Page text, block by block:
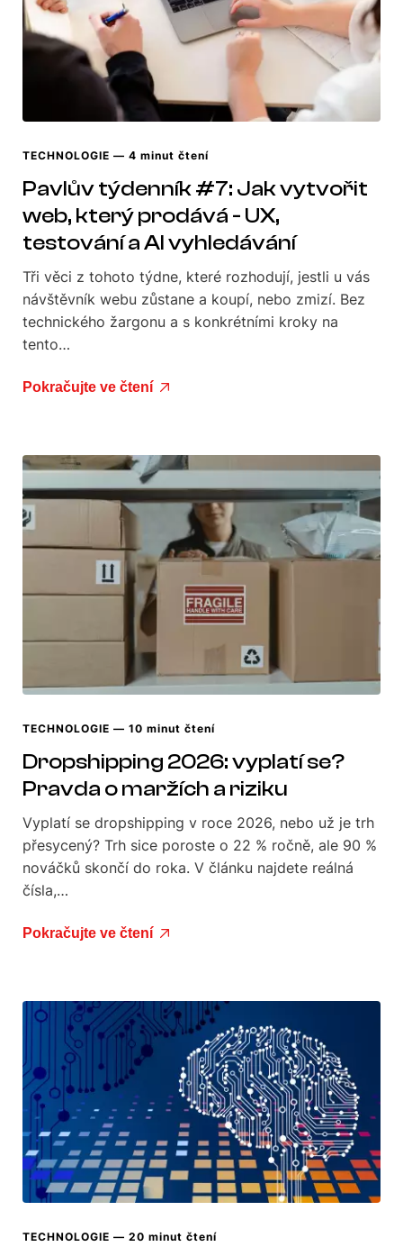
TECHNOLOGIE — 4 minut čtení
Pavlův týdenník #7: Jak vytvořit
web, který prodává - UX,
testování a AI vyhledávání
Tři věci z tohoto týdne, které rozhodují, jestli u vás
návštěvník webu zůstane a koupí, nebo zmizí. Bez
technického žargonu a s konkrétními kroky na
tento…
Pokračujte ve čtení
TECHNOLOGIE — 10 minut čtení
Dropshipping 2026: vyplatí se?
Pravda o maržích a riziku
Vyplatí se dropshipping v roce 2026, nebo už je trh
přesycený? Trh sice poroste o 22 % ročně, ale 90 %
nováčků skončí do roka. V článku najdete reálná
čísla,…
Pokračujte ve čtení
TECHNOLOGIE — 20 minut čtení